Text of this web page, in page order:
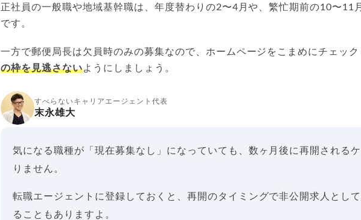
正社員の一般職や地域基幹職は、年度替わりの2〜4月や、繁忙期前の10〜11
です。
一方で郵便局長は欠員時のみの募集なので、ホームページをこまめにチェッ
の枠を見逃さないようにしましょう。
すべらないキャリアエージェント代表
末永雄大
気になる職種が「現在募集なし」になっていても、数ヶ月後に再開される
りません。
転職エージェントに登録しておくと、再開のタイミングで非公開求人とし
ることもありますよ。